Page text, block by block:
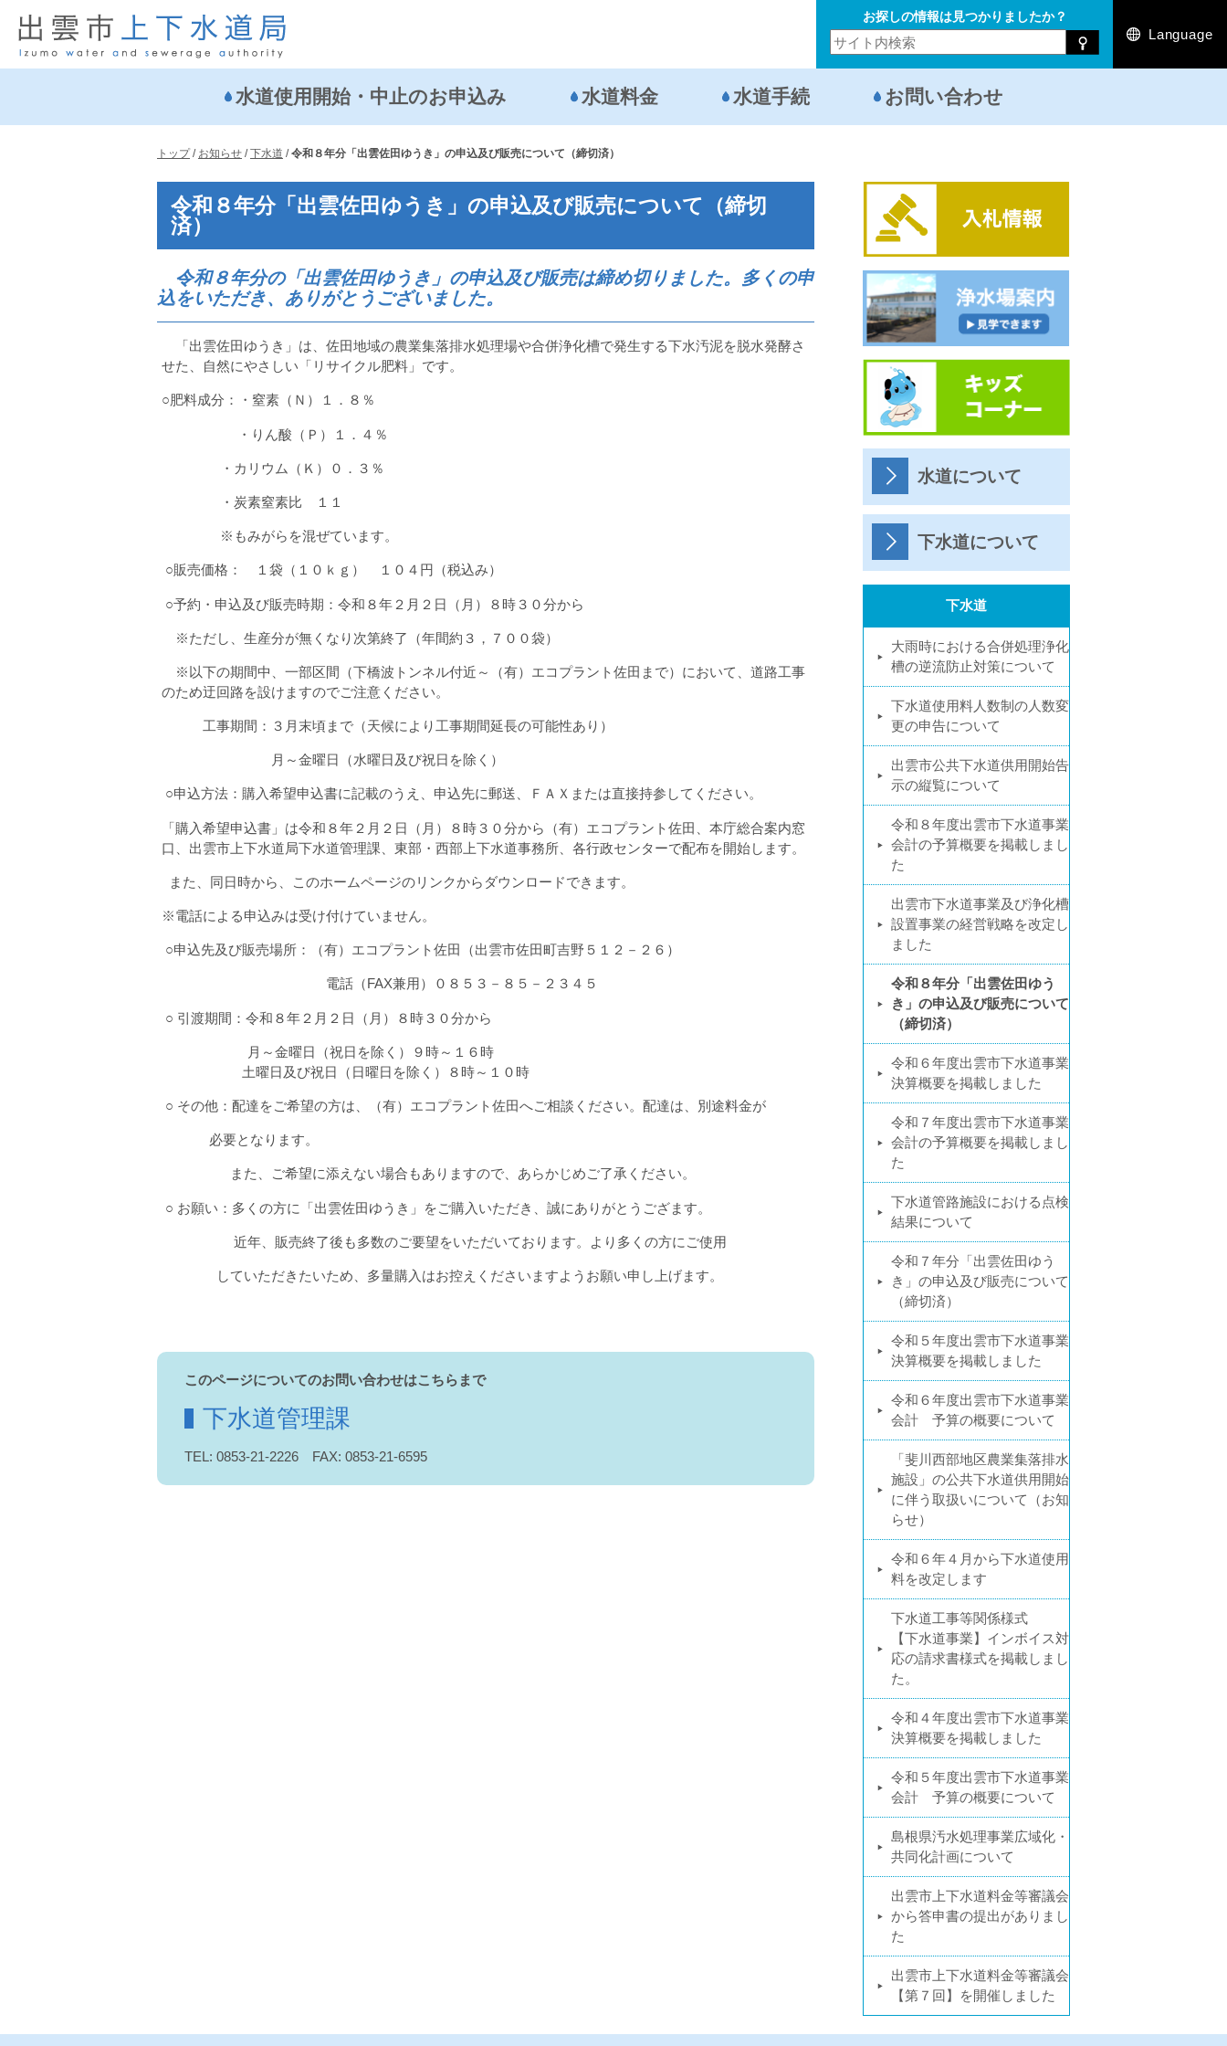
お探しの情報は見つかりましたか？
Language
水道使用開始・中止のお申込み 水道料金 水道手続 お問い合わせ
現
置：
トップ/ お知らせ /下水道 /令和８年分「出雲佐田ゆうき」の申込及び販売について（締切済）
令和８年分「出雲佐田ゆうき」の申込及び販売について（締切
済）
令和８年分の「出雲佐田ゆうき」の申込及び販売は締め切りました。多くの申
込をいただき、ありがとうございました。
「出雲佐田ゆうき」は、佐田地域の農業集落排水処理場や合併浄化槽で発生する下水汚泥を脱水発酵さ
せた、自然にやさしい「リサイクル肥料」です。
○肥料成分：・窒素（Ｎ）１．８％
・りん酸（Ｐ）１．４％
・カリウム（Ｋ）０．３％
・炭素窒素比 １１
※もみがらを混ぜています。
○販売価格： １袋（１０ｋｇ） １０４円（税込み）
○予約・申込及び販売時期：令和８年２月２日（月）８時３０分から
※ただし、生産分が無くなり次第終了（年間約３，７００袋）
※以下の期間中、一部区間（下橋波トンネル付近～（有）エコプラント佐田まで）において、道路工事
のため迂回路を設けますのでご注意ください。
工事期間：３月末頃まで（天候により工事期間延長の可能性あり）
月～金曜日（水曜日及び祝日を除く）
○申込方法：購入希望申込書に記載のうえ、申込先に郵送、ＦＡＸまたは直接持参してください。
「購入希望申込書」は令和８年２月２日（月）８時３０分から（有）エコプラント佐田、本庁総合案内窓
口、出雲市上下水道局下水道管理課、東部・西部上下水道事務所、各行政センターで配布を開始します。
また、同日時から、このホームページのリンクからダウンロードできます。
※電話による申込みは受け付けていません。
○申込先及び販売場所：（有）エコプラント佐田（出雲市佐田町吉野５１２－２６）
電話（FAX兼用）０８５３－８５－２３４５
○ 引渡期間：令和８年２月２日（月）８時３０分から
月～金曜日（祝日を除く）９時～１６時
土曜日及び祝日（日曜日を除く）８時～１０時
○ その他：配達をご希望の方は、（有）エコプラント佐田へご相談ください。配達は、別途料金が
必要となります。
また、ご希望に添えない場合もありますので、あらかじめご了承ください。
○ お願い：多くの方に「出雲佐田ゆうき」をご購入いただき、誠にありがとうござます。
近年、販売終了後も多数のご要望をいただいております。より多くの方にご使用
していただきたいため、多量購入はお控えくださいますようお願い申し上げます。
このページについてのお問い合わせはこちらまで
下水道管理課
TEL: 0853-21-2226 FAX: 0853-21-6595
水道について
下水道について
下水道
大雨時における合併処理浄化
槽の逆流防止対策について
下水道使用料人数制の人数変
更の申告について
出雲市公共下水道供用開始告
示の縦覧について
令和８年度出雲市下水道事業
会計の予算概要を掲載しまし
た
出雲市下水道事業及び浄化槽
設置事業の経営戦略を改定し
ました
令和８年分「出雲佐田ゆう
き」の申込及び販売について
（締切済）
令和６年度出雲市下水道事業
決算概要を掲載しました
令和７年度出雲市下水道事業
会計の予算概要を掲載しまし
た
下水道管路施設における点検
結果について
令和７年分「出雲佐田ゆう
き」の申込及び販売について
（締切済）
令和５年度出雲市下水道事業
決算概要を掲載しました
令和６年度出雲市下水道事業
会計 予算の概要について
「斐川西部地区農業集落排水
施設」の公共下水道供用開始
に伴う取扱いについて（お知
らせ）
令和６年４月から下水道使用
料を改定します
下水道工事等関係様式
【下水道事業】インボイス対
応の請求書様式を掲載しまし
た。
令和４年度出雲市下水道事業
決算概要を掲載しました
令和５年度出雲市下水道事業
会計 予算の概要について
島根県汚水処理事業広域化・
共同化計画について
出雲市上下水道料金等審議会
から答申書の提出がありまし
た
出雲市上下水道料金等審議会
【第７回】を開催しました